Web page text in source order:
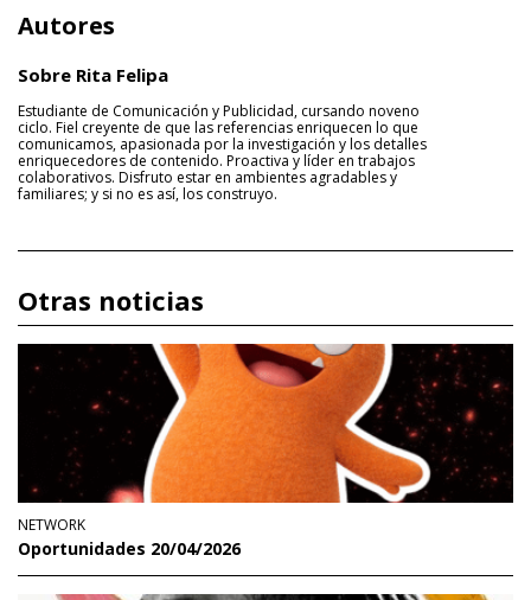
Autores
Sobre Rita Felipa
Estudiante de Comunicación y Publicidad, cursando noveno
ciclo. Fiel creyente de que las referencias enriquecen lo que
comunicamos, apasionada por la investigación y los detalles
enriquecedores de contenido. Proactiva y líder en trabajos
colaborativos. Disfruto estar en ambientes agradables y
familiares; y si no es así, los construyo.
Otras noticias
NETWORK
Oportunidades 20/04/2026